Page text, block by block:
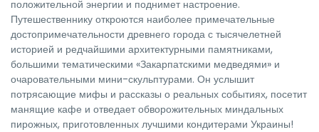
положительной энергии и поднимет настроение.
Путешественнику откроются наиболее примечательные
достопримечательности древнего города с тысячелетней
историей и редчайшими архитектурными памятниками,
большими тематическими «Закарпатскими медведями» и
очаровательными мини-скульптурами. Он услышит
потрясающие мифы и рассказы о реальных событиях, посетит
манящие кафе и отведает обворожительных миндальных
пирожных, приготовленных лучшими кондитерами Украины!